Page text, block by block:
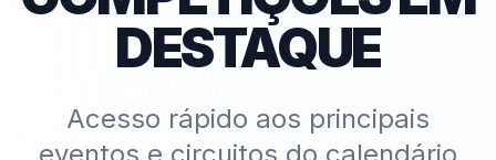
DESTAQUE
Acesso rápido aos principais